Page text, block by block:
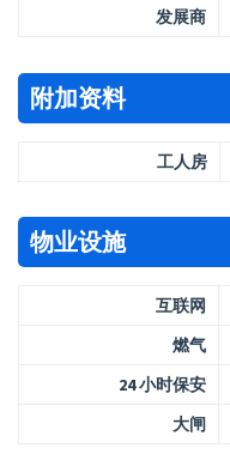
发展商
附加资料
工人房
物业设施
互联网
燃气
24 小时保安
大闸